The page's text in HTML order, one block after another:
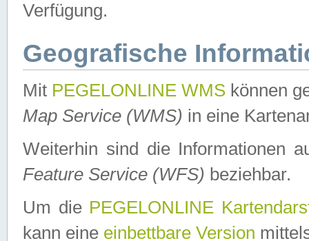
Verfügung.
Geografische
Mit PEGELONLINE WMS können
Map Service (WMS) in eine
Weiterhin sind die Informationen
Feature Service (WFS) beziehbar.
Um die PEGELONLINE
kann eine einbettbare Version